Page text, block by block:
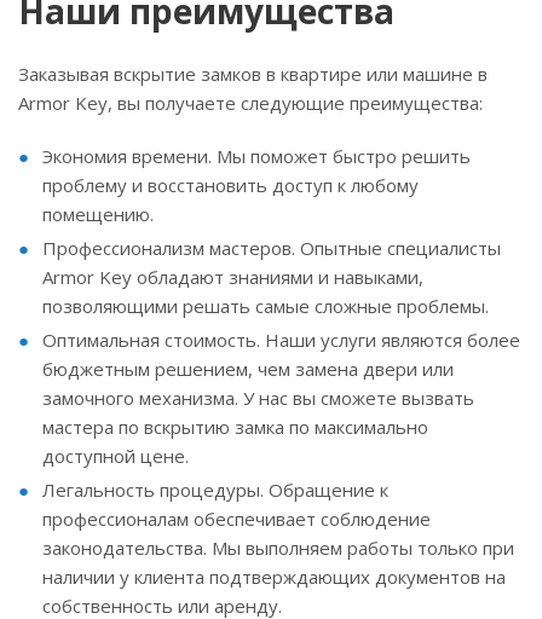
Наши преимущества
Заказывая вскрытие замков в квартире или машине в
Armor Key, вы получаете следующие преимущества:
Экономия времени. Мы поможет быстро решить
проблему и восстановить доступ к любому
помещению.
Профессионализм мастеров. Опытные специалисты
Armor Key обладают знаниями и навыками,
позволяющими решать самые сложные проблемы.
Оптимальная стоимость. Наши услуги являются более
бюджетным решением, чем замена двери или
замочного механизма. У нас вы сможете вызвать
мастера по вскрытию замка по максимально
доступной цене.
Легальность процедуры. Обращение к
профессионалам обеспечивает соблюдение
законодательства. Мы выполняем работы только при
наличии у клиента подтверждающих документов на
собственность или аренду.